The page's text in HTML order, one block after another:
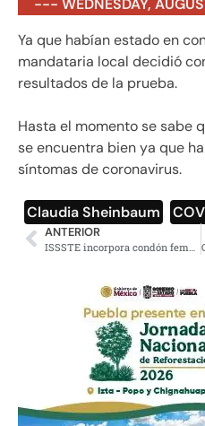
Ya que habían estado en
mandataria local decidió
resultados de la prueba.
Hasta el momento se sabe
se encuentra bien ya que
síntomas de coronavirus.
Claudia Sheinbaum
ANTERIOR